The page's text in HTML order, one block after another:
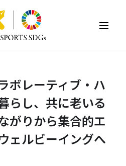
ボレーティブ・ハ
らし、共に老いる
がりから集合的エ
ェルビーイングへ